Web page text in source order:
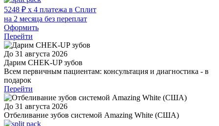
5248 ₽ x 4 платежа в Сплит
на 2 месяца без переплат
Оформить
Перейти
До 31 августа 2026
Дарим CHEK-UP зубов
Всем первичным пациентам: консультация и диагностика - в
подарок
Перейти
До 31 августа 2026
Отбеливание зубов системой Amazing White (США)